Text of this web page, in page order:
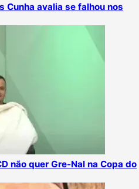
Cunha avalia se falhou nos
não quer Gre-Nal na Copa do